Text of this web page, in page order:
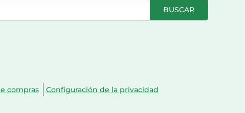
BUSCAR
compras Configuración de la privacidad